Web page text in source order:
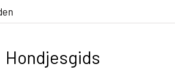
Hondjesgids